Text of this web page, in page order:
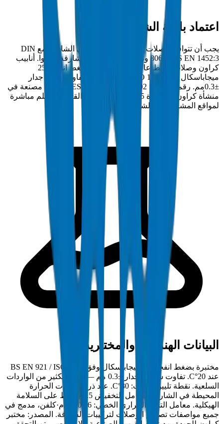
اعتماد بلدية الشارقة وسيوا
يجب أن تتوافق وصلات ضغط عالي PVC في الشارقة مع DIN
8063 / BS EN 1452:3 وتحمل اعتماد بلدية الشارقة وسيوا. أنابيب
كراون وصلات ضغط عالي PVC مختبرة بضغط انفجار 25
ميجاباسكال وفق BS EN 921 / ISO 1167 بتفاوت سمك جدار
±0.3مم. رقم الامتثال: DM-PRES-DIN8063-2024-002. مصنعة في
منشأة كراون المعتمدة ISO 9001:2015 بأم القيوين وتسلم مباشرة
لمواقع المشاريع في الشارقة.
البيانات الهندسية والمختبرية
مختبرة بضغط انفجار 25 ميجاباسكال وفق BS EN 921 / ISO 1167
عند 20°C. تفاوت سمك الجدار ±0.3 مم — أضيق بكثير من الواردات
السلعية. نقطة تليين فيكات: 80°C. عند ذروة درجات الحرارة
المحيطة في الشارقة، معامل التخفيض 0.5 يحافظ على السلامة
الهيكلية. معامل التمدد الحراري الخطي: 0.06 مم/م·كلفن، مدمج في
جميع مواصفات تصميم الوصلات لتركيبات الشارقة. المصدر: مختبر